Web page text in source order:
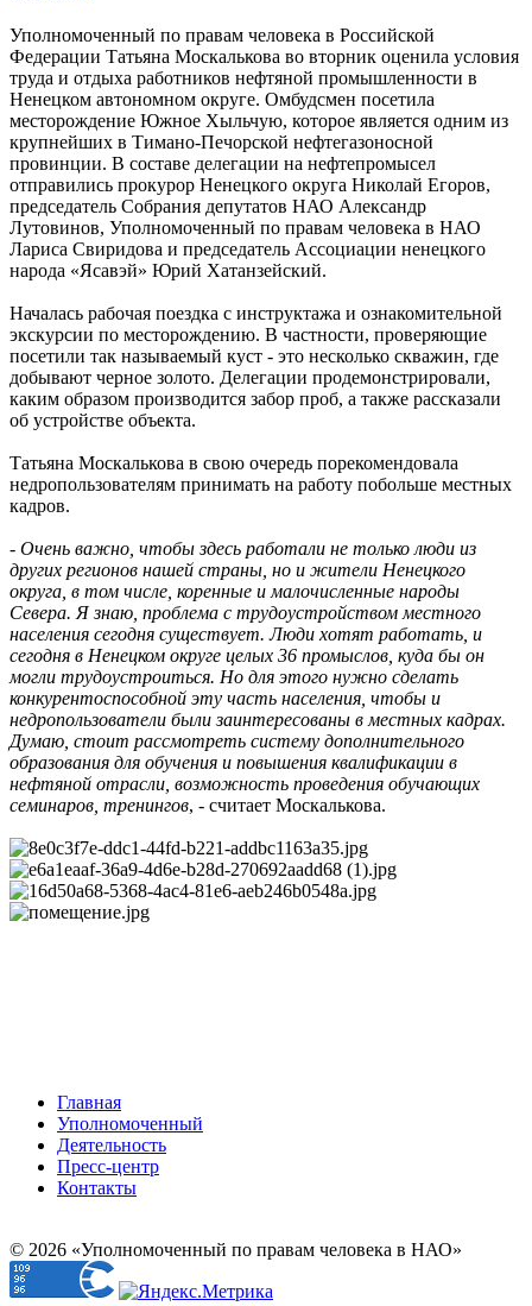
Уполномоченный по правам человека в Российской
Федерации Татьяна Москалькова во вторник оценила условия
труда и отдыха работников нефтяной промышленности в
Ненецком автономном округе. Омбудсмен посетила
месторождение Южное Хыльчую, которое является одним из
крупнейших в Тимано-Печорской нефтегазоносной
провинции. В составе делегации на нефтепромысел
отправились прокурор Ненецкого округа Николай Егоров,
председатель Собрания депутатов НАО Александр
Лутовинов, Уполномоченный по правам человека в НАО
Лариса Свиридова и председатель Ассоциации ненецкого
народа «Ясавэй» Юрий Хатанзейский.
Началась рабочая поездка с инструктажа и ознакомительной
экскурсии по месторождению. В частности, проверяющие
посетили так называемый куст - это несколько скважин, где
добывают черное золото. Делегации продемонстрировали,
каким образом производится забор проб, а также рассказали
об устройстве объекта.
Татьяна Москалькова в свою очередь порекомендовала
недропользователям принимать на работу побольше местных
кадров.
- Очень важно, чтобы здесь работали не только люди из
других регионов нашей страны, но и жители Ненецкого
округа, в том числе, коренные и малочисленные народы
Севера. Я знаю, проблема с трудоустройством местного
населения сегодня существует. Люди хотят работать, и
сегодня в Ненецком округе целых 36 промыслов, куда бы он
могли трудоустроиться. Но для этого нужно сделать
конкурентоспособной эту часть населения, чтобы и
недропользователи были заинтересованы в местных кадрах.
Думаю, стоит рассмотреть систему дополнительного
образования для обучения и повышения квалификации в
нефтяной отрасли, возможность проведения обучающих
семинаров, тренингов, - считает Москалькова.
Главная
Уполномоченный
Деятельность
Пресс-центр
Контакты
© 2026 «Уполномоченный по правам человека в НАО»